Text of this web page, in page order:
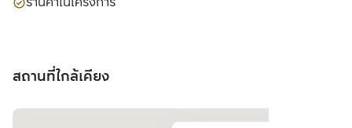
สถานที่ใกล้เคียง